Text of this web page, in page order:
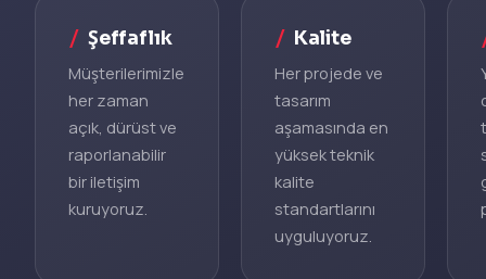
Şeffaflık
Müşterilerimizle
her zaman
açık, dürüst ve
raporlanabilir
bir iletişim
kuruyoruz.
Kalite
Her projede ve
tasarım
aşamasında en
yüksek teknik
kalite
standartlarını
uyguluyoruz.